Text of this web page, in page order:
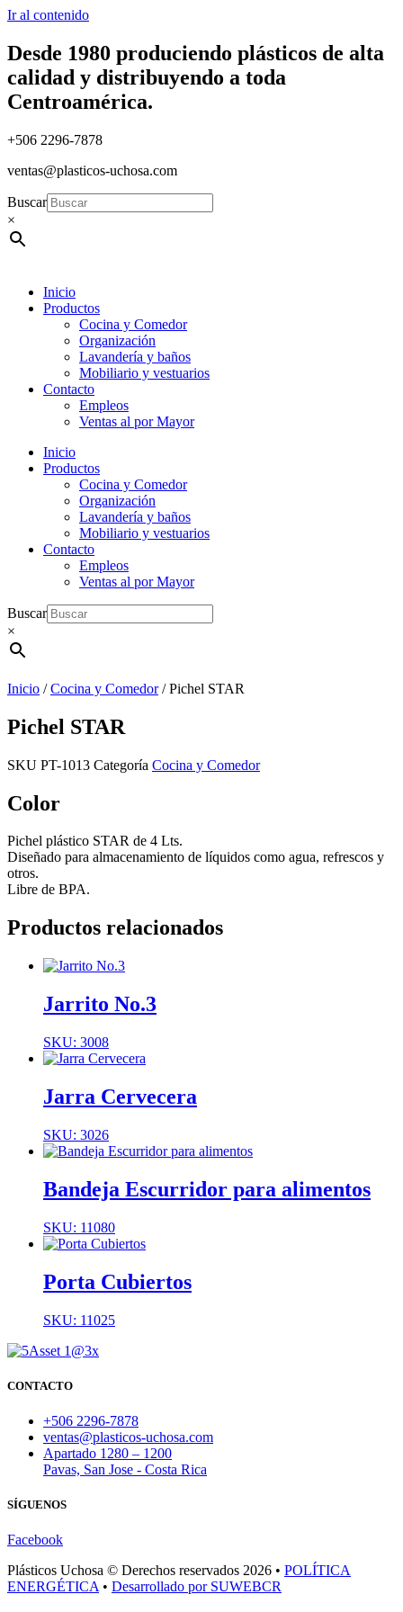
Ir al contenido
Desde 1980 produciendo plásticos de alta
calidad y distribuyendo a toda
Centroamérica.
+506 2296-7878
ventas@plasticos-uchosa.com
Buscar
×
Inicio
Productos
Cocina y Comedor
Organización
Lavandería y baños
Mobiliario y vestuarios
Contacto
Empleos
Ventas al por Mayor
Inicio
Productos
Cocina y Comedor
Organización
Lavandería y baños
Mobiliario y vestuarios
Contacto
Empleos
Ventas al por Mayor
Buscar
×
Inicio /Cocina y Comedor/ Pichel STAR
Pichel STAR
SKU PT-1013 Categoría Cocina y Comedor
Color
Pichel plástico STAR de 4 Lts.
Diseñado para almacenamiento de líquidos como agua, refrescos y
otros.
Libre de BPA.
Productos relacionados
Jarrito No.3
SKU: 3008
Jarra Cervecera
SKU: 3026
Bandeja Escurridor para alimentos
SKU: 11080
Porta Cubiertos
SKU: 11025
CONTACTO
+506 2296-7878
ventas@plasticos-uchosa.com
Apartado 1280 – 1200
Pavas, San Jose - Costa Rica
SÍGUENOS
Facebook
Plásticos Uchosa © Derechos reservados 2026 • POLÍTICA
ENERGÉTICA • Desarrollado por SUWEBCR